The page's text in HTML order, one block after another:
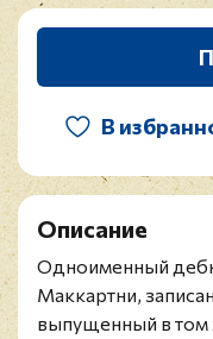
В
Описание
Одноименный
Маккартни,
выпущенный в том